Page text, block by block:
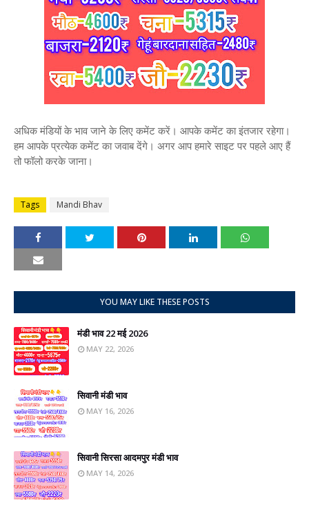
अधिक मंडियों के भाव जाने के लिए कमेंट करें। आपके कमेंट का इंतजार रहेगा।
हम आपके प्रत्येक कमेंट का जवाब देंगे। अगर आप हमारे साइट पर पहले आए हैं
तो फॉलो करके जाना।
Tags Mandi Bhav
YOU MAY LIKE THESE POSTS
मंडी भाव 22 मई 2026
MAY 22, 2026
सिवानी मंडी भाव
MAY 16, 2026
सिवानी सिरसा आदमपुर मंडी भाव
MAY 14, 2026